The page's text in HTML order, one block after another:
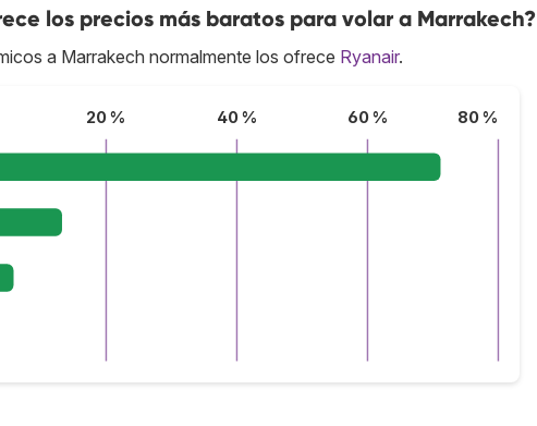
los precios más baratos para volar a Marrakech?
a Marrakech normalmente los ofrece Ryanair.
20 % 40 % 60 % 80 %